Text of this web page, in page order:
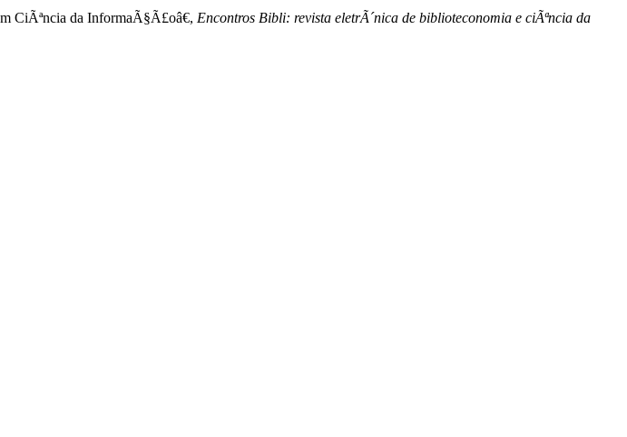
CiÃªncia da InformaÃ§Ã£oâ€, Encontros Bibli: revista eletrÃ´nica de biblioteconomia e ciÃªncia da